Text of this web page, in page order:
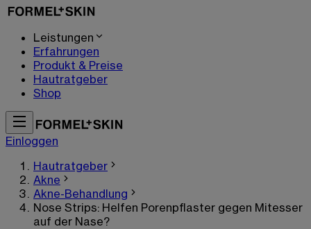
Leistungen
Erfahrungen
Produkt & Preise
Hautratgeber
Shop
Einloggen
Hautratgeber
Akne
Akne-Behandlung
Nose Strips: Helfen Porenpflaster gegen Mitesser
auf der Nase?